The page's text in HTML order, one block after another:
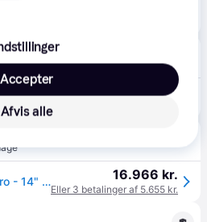
Samsung Galaxy Book6 Pro - 14" Touchscreen | Core Ultra 7 | 32GB | 1TB 16.999 kr.
Eller 3 betalinger af 5.666 kr.
Samsung Galaxy Book6 Pro - 14" Touchscreen | Core Ultra 7 | 32GB | 1TB 16.966 kr.
Eller 3 betalinger af 5.655 kr.
Afvis alle
Accepter